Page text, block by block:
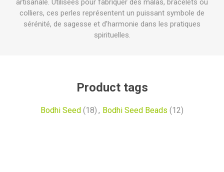
artisanale. Utilisées pour fabriquer des malas, bracelets ou
colliers, ces perles représentent un puissant symbole de
sérénité, de sagesse et d’harmonie dans les pratiques
spirituelles.
Product tags
Bodhi Seed (18) , Bodhi Seed Beads (12)